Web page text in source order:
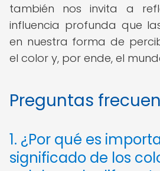
también nos invita a
influencia profunda que
en nuestra forma de
el color y, por ende, el
Preguntas
1. ¿Por qué es
significado de los